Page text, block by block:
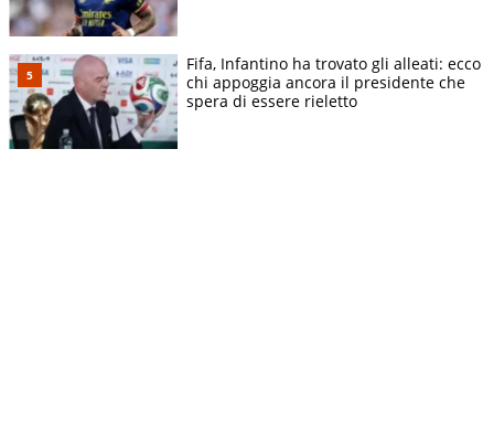
Fifa, Infantino ha trovato gli alleati: ecco
chi appoggia ancora il presidente che
spera di essere rieletto